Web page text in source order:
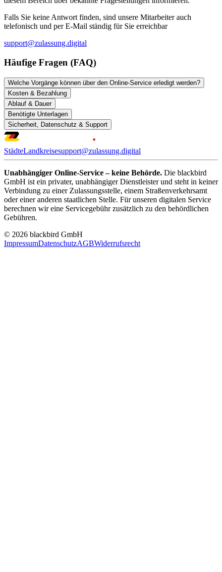
Falls Sie keine Antwort finden, sind unsere Mitarbeiter auch
telefonisch und per E-Mail ständig für Sie erreichbar
support@zulassung.digital
Häufige Fragen (FAQ)
Welche Vorgänge können über den Online-Service erledigt werden?
Kosten & Bezahlung
Ablauf & Dauer
Benötigte Unterlagen
Sicherheit, Datenschutz & Support
StädteLandkreisesupport@zulassung.digital
Unabhängiger Online-Service – keine Behörde. Die blackbird
GmbH ist ein privater, unabhängiger Dienstleister und steht in keiner
Verbindung zu einer Zulassungsstelle, einem Straßenverkehrsamt
oder einer anderen staatlichen Stelle. Für unseren digitalen Service
berechnen wir eine Servicegebühr zusätzlich zu den behördlichen
Gebühren.
© 2026 blackbird GmbH
ImpressumDatenschutzAGBWiderrufsrecht